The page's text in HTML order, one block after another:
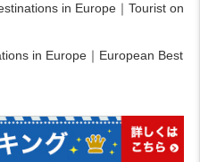
in Europe｜Tourist on
in Europe｜European Best